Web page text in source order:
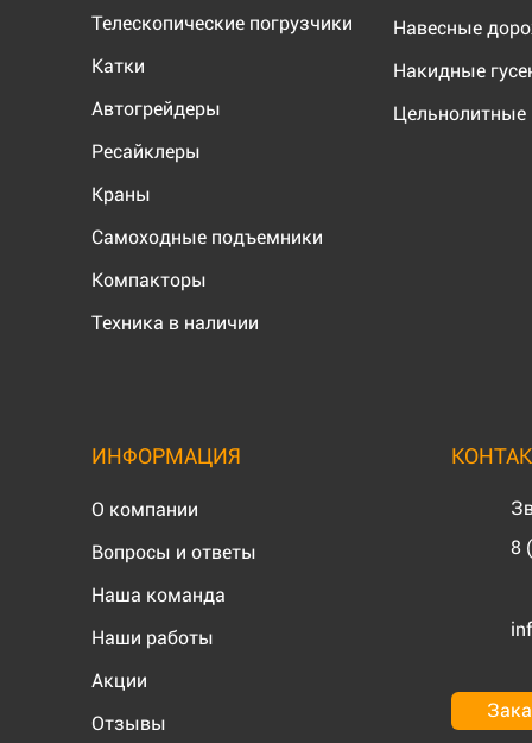
Телескопические погрузчики
Катки
Автогрейдеры
Ресайклеры
Краны
Самоходные подъемники
Компакторы
Техника в наличии
Навесные
Накидные
Цельнолитные
ИНФОРМАЦИЯ
О компании
Вопросы и ответы
Наша команда
Наши работы
Акции
Отзывы
8